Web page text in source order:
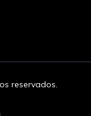
reservados.